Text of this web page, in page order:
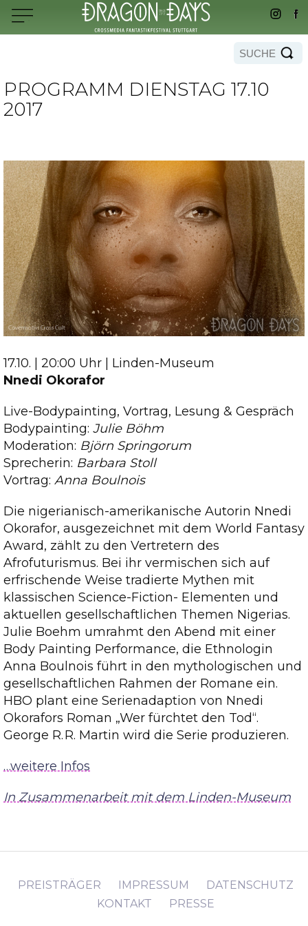
PROGRAMM DIENSTAG 17.10
2017
17.10. | 20:00 Uhr | Linden-Museum
Nnedi Okorafor
Live-Bodypainting, Vortrag, Lesung & Gespräch
Bodypainting: Julie Böhm
Moderation: Björn Springorum
Sprecherin: Barbara Stoll
Vortrag: Anna Boulnois
Die nigerianisch-amerikanische Autorin Nnedi
Okorafor, ausgezeichnet mit dem World Fantasy
Award, zählt zu den Vertretern des
Afrofuturismus. Bei ihr vermischen sich auf
erfrischende Weise tradierte Mythen mit
klassischen Science-Fiction- Elementen und
aktuellen gesellschaftlichen Themen Nigerias.
Julie Boehm umrahmt den Abend mit einer
Body Painting Performance, die Ethnologin
Anna Boulnois führt in den mythologischen und
gesellschaftlichen Rahmen der Romane ein.
HBO plant eine Serienadaption von Nnedi
Okorafors Roman „Wer fürchtet den Tod“.
George R. R. Martin wird die Serie produzieren.
…weitere Infos
In Zusammenarbeit mit dem Linden-Museum
PREISTRÄGER IMPRESSUM
DATENSCHUTZ
KONTAKT
PRESSE